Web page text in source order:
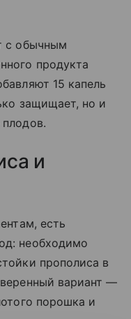
с обычным
продукта
15 капель
защищает, но и
и
есть
необходимо
прополиса в
вариант —
порошка и